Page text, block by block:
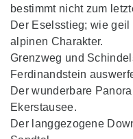
bestimmt nicht zum
Der Eselsstieg; wie
alpinen Charakter.
Grenzweg und
Ferdinandstein
Der wunderbare
Ekerstausee.
Der langgezogene